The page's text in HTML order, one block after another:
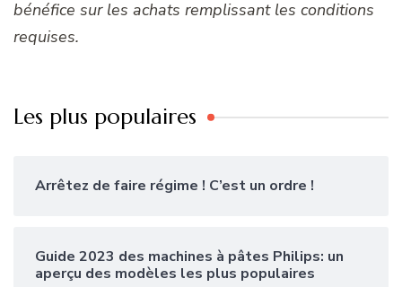
bénéfice sur les achats remplissant les conditions
requises.
Les plus populaires
Arrêtez de faire régime ! C’est un ordre !
Guide 2023 des machines à pâtes Philips: un
aperçu des modèles les plus populaires